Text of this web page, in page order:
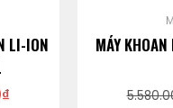
LI-ION
₫
MÁY